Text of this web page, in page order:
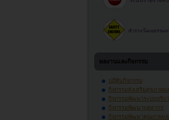
ผลงานและกิจกรรม
ปฏิทินกิจกรรม
กิจกรรมส่งเสริมสุขภาพแ
กิจกรรมพัฒนาระบบบริก
กิจกรรมพัฒนาบุคลากร
กิจกรรมพัฒนาคุณภาพแล